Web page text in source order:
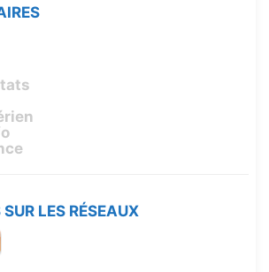
LES RÉSEAUX